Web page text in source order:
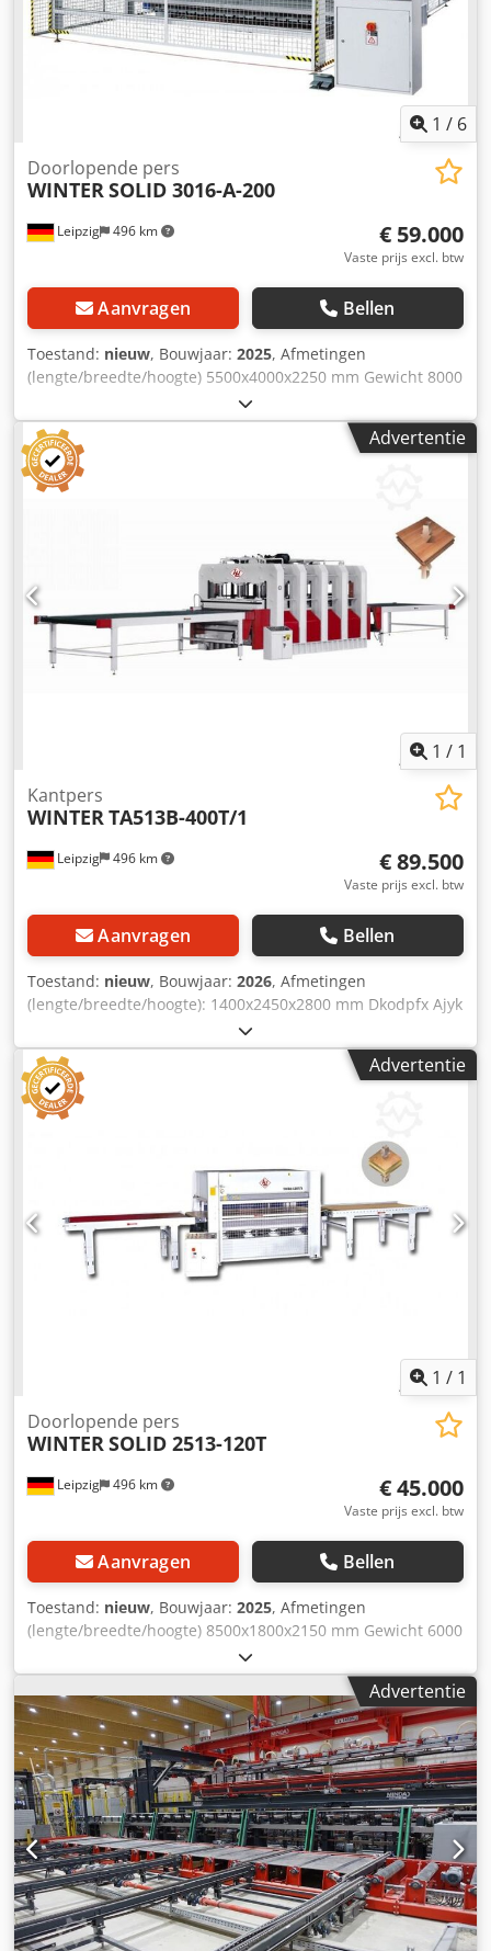
vereist geen fundering
1 / 6
Leipzig 496 km
Doorlopende pers
WINTERSOLID 3016-A-200
€ 59.000
Vaste prijs excl. btw
Aanvragen Bellen
Toestand: nieuw, Bouwjaar: 2025, Afmetingen
(lengte/breedte/hoogte) 5500x4000x2250 mm Gewicht 8000
kg Totale vermogensbehoefte 45 kW Doorlooppers SOLID
3016-A-200 - Persoppervlak 3000 x 1600 mm - Stabiele
stalen verwarmingsplaten 42 mm met thermo-olie-
verwarming - Totale persdruk 200 t (4,2 kg/cm2) - 8
hydraulische cilinders van 120 mm - 2 korte hydraulische
cilinders Ø 80 mm - Sluitsnelheid 20 - 60 mm/sec. Dkedpfx
Anjv A Hlmsrjr - Olie druk 20 MPa - Voorschuifsnelheid 15
m/min - Verwarmingsplaatvermogen 45 kW - Maximale
temperatuur verwarmingsplaten 120 °C - Totale
aansluiting 10 kW - Afmetingen L=5500, B=4000, H=2250
mm - Gewicht ca. 8000 kg
Advertentie
1 / 1
Leipzig 496 km
Kantpers
WINTERTA513B-400T/1
€ 89.500
Vaste prijs excl. btw
Aanvragen Bellen
Toestand: nieuw, Bouwjaar: 2026, Afmetingen
(lengte/breedte/hoogte): 1400x2450x2800 mm Dkodpfx Ajyk
H Twonror Totale persdruk: 400 ton Machinegewicht ca.
12.000 kg Korteslag-doorlooppers WINTER TA513B-400T/1 -
Persoppervlak: 4000 x 1600 mm - Openinghoogte: 300 mm
- Robuuste 45 mm stalen verwarmingsplaten met
olieverwarming - Totale druk: 400 t (6,3 kg/cm²) - 15
hydraulische cilinders Ø 125 mm - 2 korte hydraulische
cilinders Ø 80 mm - Sluitsnelheid: 20–60 mm/s -
Voersnelheid: 20 m/min - Verwarmingsplaatvermogen: 54
kW - Max. temperatuur verwarmingsplaten: 120 °C - Totaal
vermogen: 12 kW - Inclusief invoer- en uitvoerband met
veiligheidskoord - Afmetingen: L = 14.000 mm, B = 2450
mm, H = 2800 mm - Gewicht: ca. 12.000 kg
Advertentie
1 / 1
Leipzig 496 km
Doorlopende pers
WINTERSOLID 2513-120T
€ 45.000
Vaste prijs excl. btw
Aanvragen Bellen
Toestand: nieuw, Bouwjaar: 2025, Afmetingen
(lengte/breedte/hoogte) 8500x1800x2150 mm Gewicht 6000
kg Totaal benodigd vermogen 10 kW Continue
voedingspers SOLID 2513-120T - Persoppervlak 2500 x 1300
mm - robuuste stalen verwarmingsplaten 42 mm met
thermische olieverwarming - Totale persdruk 120 t (3,7
kg/cm2) - 8 hydraulische cilinders 100 mm -
Openingsbreedte 250 mm - Sluitsnelheid 20 - 60 mm/sec. -
Oliedruk 20 Mpa - Voedingssnelheid 15 m/min -
Verwarmingsplaatvermogen 45 kW - maximaal
temperatuur van de verwarmingsplaten 120 C° Dkjdpfxjv A
Hkcj Anrsr - Totaal aansluiting 10,0 kW - Afmetingen
L=8500, B=1800, H=2150 mm - Gewicht ca. 6000kg
Advertentie